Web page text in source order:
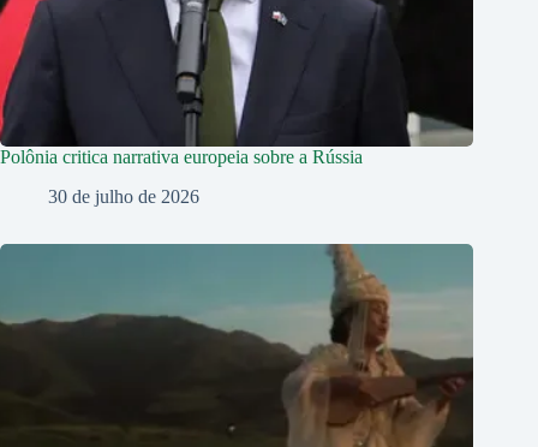
Polônia critica narrativa europeia sobre a Rússia
30 de julho de 2026